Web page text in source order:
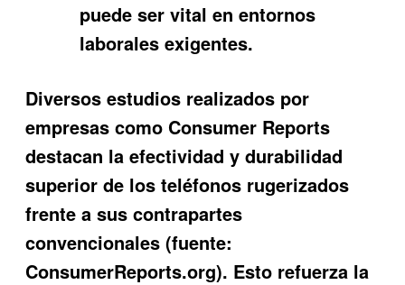
puede ser vital en entornos
laborales exigentes.
Diversos estudios realizados por
empresas como Consumer Reports
destacan la efectividad y durabilidad
superior de los teléfonos rugerizados
frente a sus contrapartes
convencionales (fuente:
ConsumerReports.org). Esto refuerza la